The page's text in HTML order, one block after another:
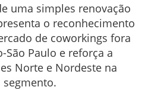
uma simples renovação
o reconhecimento
de coworkings fora
Paulo e reforça a
Norte e Nordeste na